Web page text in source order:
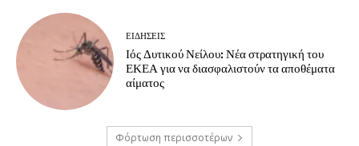
ΕΙΔΗΣΕΙΣ
Ιός Δυτικού Νείλου: Νέα στρατηγική του
ΕΚΕΑ για να διασφαλιστούν τα αποθέματα
αίματος
Φόρτωση περισσοτέρων